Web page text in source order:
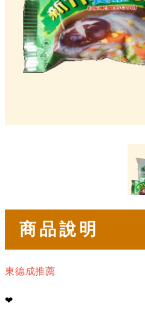
商品說明
東德成推薦
❤